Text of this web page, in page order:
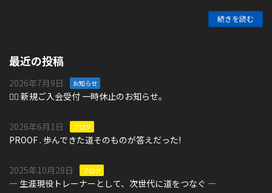
続きを読む
最近の投稿
2026年7月9日 お知らせ
🏋️‍♀️ 新規ご入会受付 一時休止のお知らせ。
2026年6月1日 ブログ
PROOF . 歩んできた道そのものが答えだった!
2025年10月28日 ブログ
― 生涯現役トレーナーとして、次世代に道をつなぐ ―